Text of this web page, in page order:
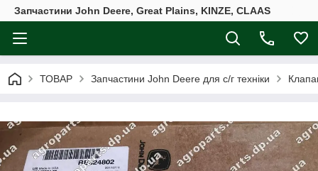
Запчастини John Deere, Great Plains, KINZE, CLAAS
ТОВАР Запчастини John Deere для с/г техніки